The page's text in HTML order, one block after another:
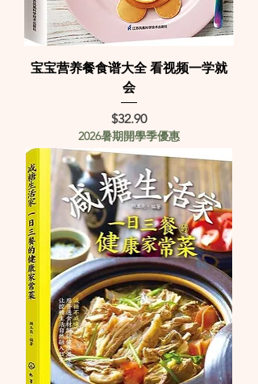
宝宝营养餐食谱大全 看视频一学就
会
Price
$32.90
2026暑期開學季優惠